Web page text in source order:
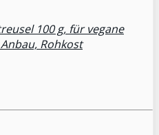
100 g, für vegane
Rohkost